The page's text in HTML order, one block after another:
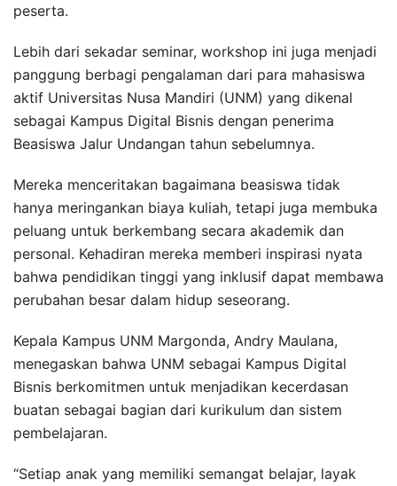
peserta.
Lebih dari sekadar seminar, workshop ini juga menjadi
panggung berbagi pengalaman dari para mahasiswa
aktif Universitas Nusa Mandiri (UNM) yang dikenal
sebagai Kampus Digital Bisnis dengan penerima
Beasiswa Jalur Undangan tahun sebelumnya.
Mereka menceritakan bagaimana beasiswa tidak
hanya meringankan biaya kuliah, tetapi juga membuka
peluang untuk berkembang secara akademik dan
personal. Kehadiran mereka memberi inspirasi nyata
bahwa pendidikan tinggi yang inklusif dapat membawa
perubahan besar dalam hidup seseorang.
Kepala Kampus UNM Margonda, Andry Maulana,
menegaskan bahwa UNM sebagai Kampus Digital
Bisnis berkomitmen untuk menjadikan kecerdasan
buatan sebagai bagian dari kurikulum dan sistem
pembelajaran.
“Setiap anak yang memiliki semangat belajar, layak